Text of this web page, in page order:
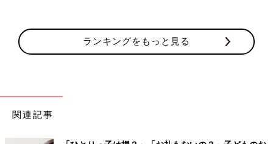
ランキングをもっと見る
関連記事